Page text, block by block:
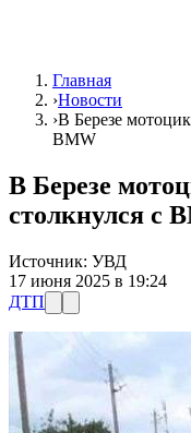
Главная
›Новости
›В Березе
BMW
В Березе
столкнулся с
Источник: УВД
17 июня 2025 в 19:24
ДТП